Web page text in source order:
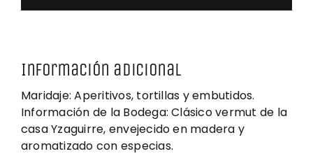
Información adicional
Maridaje: Aperitivos, tortillas y embutidos.
Información de la Bodega: Clásico vermut de la
casa Yzaguirre, envejecido en madera y
aromatizado con especias.